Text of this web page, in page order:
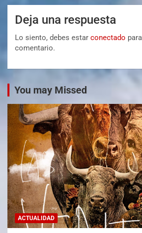
Deja una respuesta
Lo siento, debes estar conectado
comentario.
You may Missed
ACTUALIDAD